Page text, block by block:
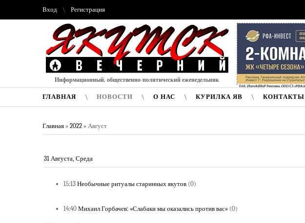
Вход Регистрация
Информационный, общественно-политический еженедельник
ГЛАВНАЯ НОВОСТИ О НАС КУРИЛКА ЯВ КОНТАКТЫ
Главная » 2022 » Август
31 Августа, Среда
15:13 Необычные ритуалы старинных якутов (0)
14:40 Михаил Горбачев: «Слабаки мы оказались против вас» (0)